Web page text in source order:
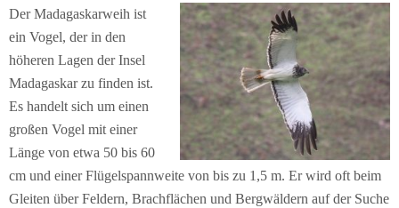
Der Madagaskarweih ist
ein Vogel, der in den
höheren Lagen der Insel
Madagaskar zu finden ist.
Es handelt sich um einen
großen Vogel mit einer
Länge von etwa 50 bis 60
cm und einer Flügelspannweite von bis zu 1,5 m. Er wird oft beim
Gleiten über Feldern, Brachflächen und Bergwäldern auf der Suche